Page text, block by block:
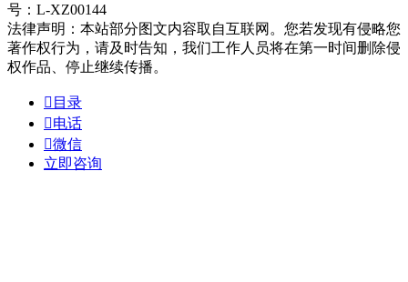
号：L-XZ00144
法律声明：本站部分图文内容取自互联网。您若发现有侵略您
著作权行为，请及时告知，我们工作人员将在第一时间删除侵
权作品、停止继续传播。
 目录
电话
微信
立即咨询